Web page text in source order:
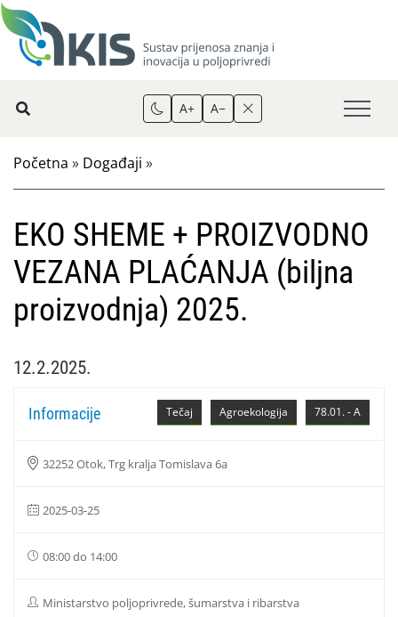
A+ A−
Početna » Događaji »
EKO SHEME + PROIZVODNO
VEZANA PLAĆANJA (biljna
proizvodnja) 2025.
12.2.2025.
78.01. - A
Agroekologija
Tečaj
Informacije
32252 Otok, Trg kralja Tomislava 6a
2025-03-25
08:00 do 14:00
Ministarstvo poljoprivrede, šumarstva i ribarstva